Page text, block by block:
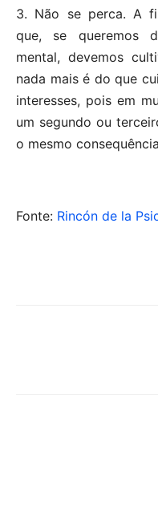
3. Não se perca. A
que, se queremos
mental, devemos
nada mais é do que
interesses, pois em
um segundo ou
o mesmo
Fonte: Rincón de la